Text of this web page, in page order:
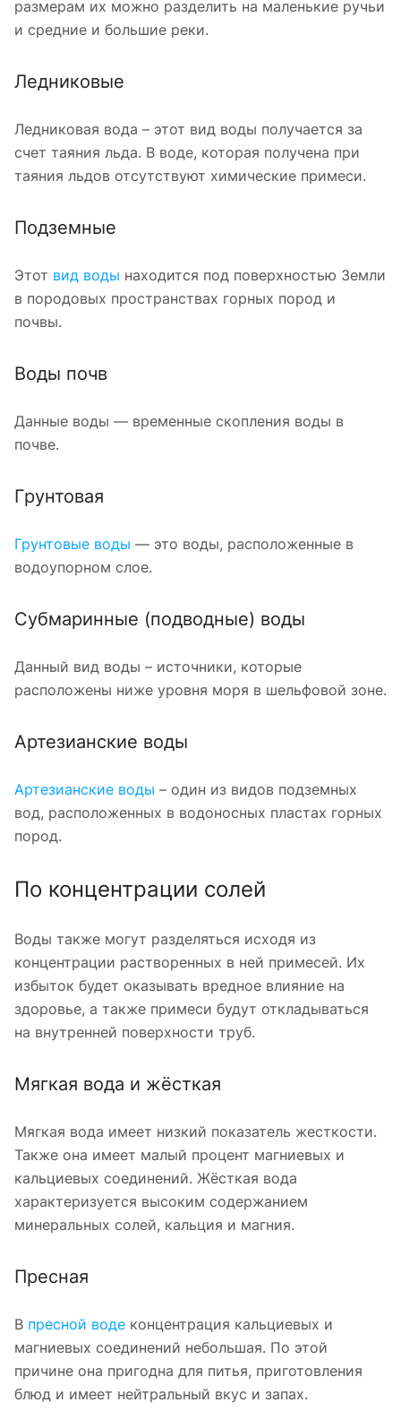
размерам их можно разделить на маленькие ручьи
и средние и большие реки.
Ледниковые
Ледниковая вода – этот вид воды получается за
счет таяния льда. В воде, которая получена при
таяния льдов отсутствуют химические примеси.
Подземные
Этот вид воды находится под поверхностью Земли
в породовых пространствах горных пород и
почвы.
Воды почв
Данные воды — временные скопления воды в
почве.
Грунтовая
Грунтовые воды — это воды, расположенные в
водоупорном слое.
Субмаринные (подводные) воды
Данный вид воды – источники, которые
расположены ниже уровня моря в шельфовой зоне.
Артезианские воды
Артезианские воды – один из видов подземных
вод, расположенных в водоносных пластах горных
пород.
По концентрации солей
Воды также могут разделяться исходя из
концентрации растворенных в ней примесей. Их
избыток будет оказывать вредное влияние на
здоровье, а также примеси будут откладываться
на внутренней поверхности труб.
Мягкая вода и жёсткая
Мягкая вода имеет низкий показатель жесткости.
Также она имеет малый процент магниевых и
кальциевых соединений. Жёсткая вода
характеризуется высоким содержанием
минеральных солей, кальция и магния.
Пресная
В пресной воде концентрация кальциевых и
магниевых соединений небольшая. По этой
причине она пригодна для питья, приготовления
блюд и имеет нейтральный вкус и запах.